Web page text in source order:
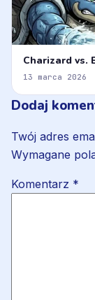
Charizard vs.
13 marca 2026
Dodaj
Twój adres
Wymagane
Komentarz *